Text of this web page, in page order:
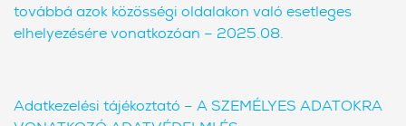
továbbá azok közösségi oldalakon való esetleges
elhelyezésére vonatkozóan – 2025.08.
Adatkezelési tájékoztató – A SZEMÉLYES ADATOKRA